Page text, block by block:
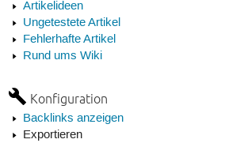
Artikelideen
Ungetestete Artikel
Fehlerhafte Artikel
Rund ums Wiki
Konfiguration
Backlinks anzeigen
Exportieren